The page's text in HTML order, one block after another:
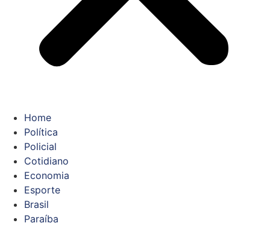
Home
Política
Policial
Cotidiano
Economia
Esporte
Brasil
Paraíba